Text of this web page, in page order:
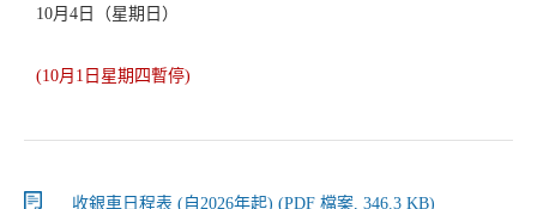
10月4日（星期日）
(10月1日星期四暫停)
收銀車日程表 (自2026年起) (PDF 檔案, 346.3 KB)